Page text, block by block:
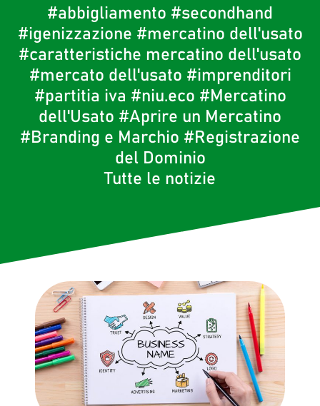
#abbigliamento #secondhand
#igenizzazione #mercatino dell'usato
#caratteristiche mercatino dell'usato
#mercato dell'usato #imprenditori
#partitia iva #niu.eco #Mercatino
dell'Usato #Aprire un Mercatino
#Branding e Marchio #Registrazione
del Dominio
Tutte le notizie